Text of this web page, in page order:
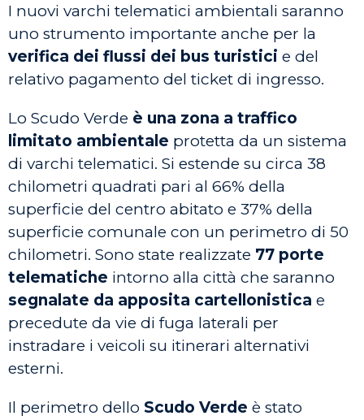
I nuovi varchi telematici ambientali saranno
uno strumento importante anche per la
verifica dei flussi dei bus turistici e del
relativo pagamento del ticket di ingresso.
Lo Scudo Verde è una zona a traffico
limitato ambientale protetta da un sistema
di varchi telematici. Si estende su circa 38
chilometri quadrati pari al 66% della
superficie del centro abitato e 37% della
superficie comunale con un perimetro di 50
chilometri. Sono state realizzate 77 porte
telematiche intorno alla città che saranno
segnalate da apposita cartellonistica e
precedute da vie di fuga laterali per
instradare i veicoli su itinerari alternativi
esterni.
Il perimetro dello Scudo Verde è stato